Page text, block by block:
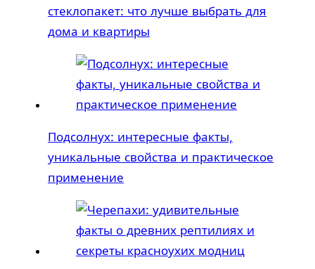
стеклопакет: что лучше выбрать для
дома и квартиры
Подсолнух: интересные факты,
уникальные свойства и практическое
применение